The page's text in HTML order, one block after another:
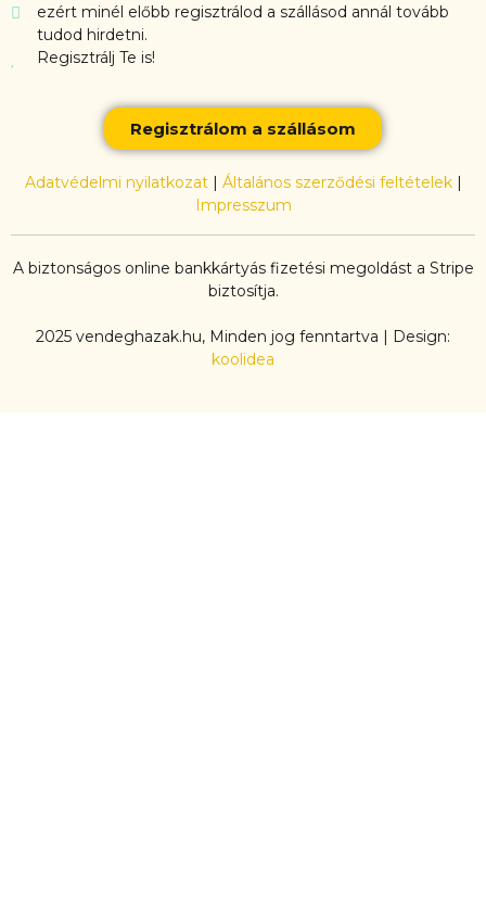
ezért minél előbb regisztrálod a szállásod annál tovább
tudod hirdetni.
Regisztrálj Te is!
Regisztrálom a szállásom
Adatvédelmi nyilatkozat| Általános szerződési feltételek|
Impresszum
A biztonságos online bankkártyás fizetési megoldást a Stripe
biztosítja.
2025 vendeghazak.hu, Minden jog fenntartva | Design:
koolidea